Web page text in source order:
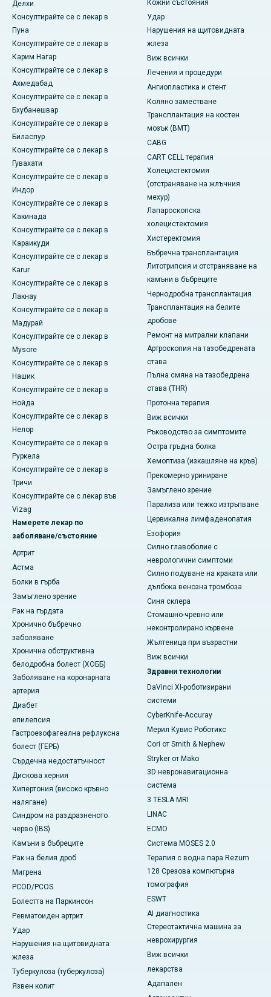
Делхи
Консултирайте се с лекар в
Пуна
Консултирайте се с лекар в
Карим Нагар
Консултирайте се с лекар в
Ахмедабад
Консултирайте се с лекар в
Бхубанешвар
Консултирайте се с лекар в
Биласпур
Консултирайте се с лекар в
Гувахати
Консултирайте се с лекар в
Индор
Консултирайте се с лекар в
Какинада
Консултирайте се с лекар в
Караикуди
Консултирайте се с лекар в
Karur
Консултирайте се с лекар в
Лакнау
Консултирайте се с лекар в
Мадурай
Консултирайте се с лекар в
Mysore
Консултирайте се с лекар в
Нашик
Консултирайте се с лекар в
Нойда
Консултирайте се с лекар в
Нелор
Консултирайте се с лекар в
Руркела
Консултирайте се с лекар в
Тричи
Консултирайте се с лекар във
Vizag
Намерете лекар по
заболяване/състояние
Артрит
Астма
Болки в гърба
Замъглено зрение
Рак на гърдата
Хронично бъбречно
заболяване
Хронична обструктивна
белодробна болест (ХОББ)
Заболяване на коронарната
артерия
Диабет
епилепсия
Гастроезофагеална рефлуксна
болест (ГЕРБ)
Сърдечна недостатъчност
Дискова херния
Хипертония (високо кръвно
налягане)
Синдром на раздразненото
черво (IBS)
Камъни в бъбреците
Рак на белия дроб
Мигрена
PCOD/PCOS
Болестта на Паркинсон
Ревматоиден артрит
Удар
Нарушения на щитовидната
жлеза
Туберкулоза (туберкулоза)
Язвен колит
Кожни състояния
Удар
Нарушения на щитовидната
жлеза
Виж всички
Лечения и процедури
Ангиопластика и стент
Коляно заместване
Трансплантация на костен
мозък (BMT)
CABG
CART CELL терапия
Холецистектомия
(отстраняване на жлъчния
мехур)
Лапароскопска
холецистектомия
Хистеректомия
Бъбречна трансплантация
Литотрипсия и отстраняване на
камъни в бъбреците
Чернодробна трансплантация
Трансплантация на белите
дробове
Ремонт на митрални клапани
Артроскопия на тазобедрената
става
Пълна смяна на тазобедрена
става (THR)
Протонна терапия
Виж всички
Ръководство за симптомите
Остра гръдна болка
Хемоптиза (изкашляне на кръв)
Прекомерно уриниране
Замъглено зрение
Парализа или тежко изтръпване
Цервикална лимфаденопатия
Езофория
Силно главоболие с
неврологични симптоми
Силно подуване на краката или
дълбока венозна тромбоза
Синя склера
Стомашно-чревно или
неконтролирано кървене
Жълтеница при възрастни
Виж всички
Здравни технологии
DaVinci XI-роботизирани
системи
CyberKnife-Accuray
Мерил Кувис Роботикс
Cori от Smith & Nephew
Stryker от Mako
3D невронавигационна
система
3 TESLA MRI
LINAC
ECMO
Система MOSES 2.0
Терапия с водна пара Rezum
128 Срезова компютърна
томография
ESWT
AI диагностика
Стереотактична машина за
неврохирургия
Виж всички
лекарства
Адапален